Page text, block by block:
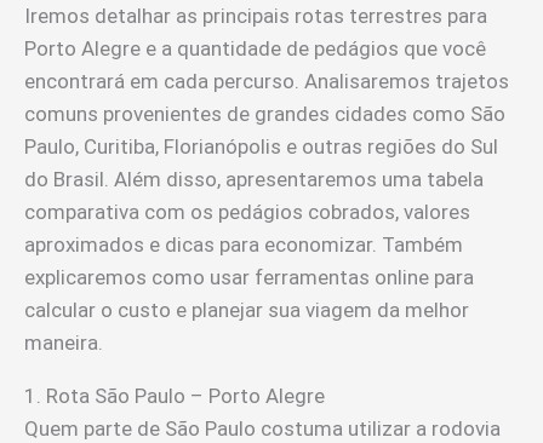
Iremos detalhar as principais rotas terrestres para
Porto Alegre e a quantidade de pedágios que você
encontrará em cada percurso. Analisaremos trajetos
comuns provenientes de grandes cidades como São
Paulo, Curitiba, Florianópolis e outras regiões do Sul
do Brasil. Além disso, apresentaremos uma tabela
comparativa com os pedágios cobrados, valores
aproximados e dicas para economizar. Também
explicaremos como usar ferramentas online para
calcular o custo e planejar sua viagem da melhor
maneira.
1. Rota São Paulo – Porto Alegre
Quem parte de São Paulo costuma utilizar a rodovia